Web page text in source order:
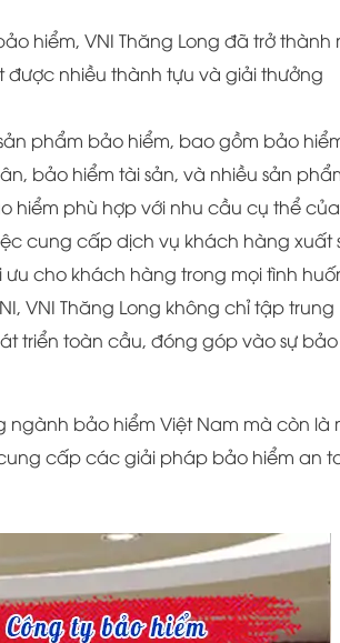
hiểm, VNI Thăng Long đã trở thành
nhiều thành tựu và giải thưởng
phẩm bảo hiểm, bao gồm bảo
bảo hiểm tài sản, và nhiều sản
hiểm phù hợp với nhu cầu cụ thể
cung cấp dịch vụ khách hàng xuất
cho khách hàng trong mọi tình
VNI Thăng Long không chỉ tập trung
triển toàn cầu, đóng góp vào sự
ngành bảo hiểm Việt Nam mà còn là
cấp các giải pháp bảo hiểm an